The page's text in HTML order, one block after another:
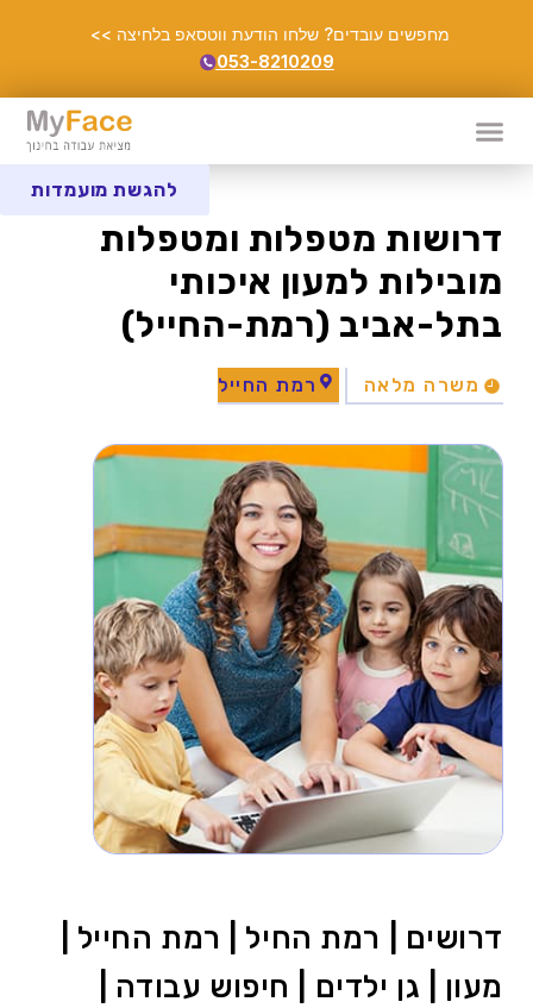
מחפשים עובדים? שלחו הודעת ווטסאפ בלחיצה >>
053-8210209
דרושות מטפלות ומטפלות
מובילות למעון איכותי
בתל-אביב (רמת-החייל)
משרה מלאה רמת החייל
להגשת מועמדות
דרושים | רמת החיל | רמת החייל |
מעון | גן ילדים | חיפוש עבודה |